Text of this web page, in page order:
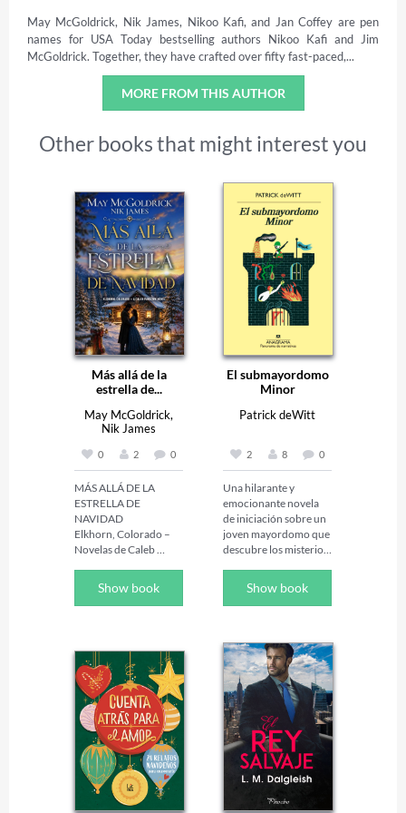
May McGoldrick, Nik James, Nikoo Kafi, and Jan Coffey are pen
names for USA Today bestselling authors Nikoo Kafi and Jim
McGoldrick. Together, they have crafted over fifty fast-paced,...
MORE FROM THIS AUTHOR
Other books that might interest you
Más allá de la
estrella de...
May McGoldrick,
Nik James
0 2 0
MÁS ALLÁ DE LA
ESTRELLA DE
NAVIDAD
Elkhorn, Colorado –
Novelas de Caleb
Isabel Torres-Carrilho
Por fin está listo para
Caleb Marlowe nunca
ha querido gran cosa:
solo una tierra que
pueda llamar suya y la
vida tranquila que se
ha ganado con las
manos encallecidas y
una voluntad
obstinada. Por primera
vez, esa vida parece
Show book
El submayordomo
Minor
Patrick deWitt
2 8 0
Una hilarante y
emocionante novela
de iniciación sobre un
joven mayordomo que
descubre los misterios
Lucy Minor, un joven
que está dejando atrás
adentrándose en el
mundo adulto, se
marcha del pueblo
entre montañas del
que no ha salido jamás.
Lo hace después de
sufrir un desengaño
amoroso y constatar
que en ese lugar en el
que abundan los rudos
gigantones será
Show book